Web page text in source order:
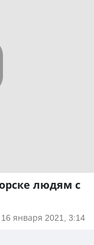
людям с
16 января 2021, 3:14